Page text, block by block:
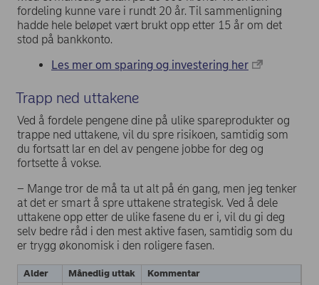
fordeling kunne vare i rundt 20 år. Til sammenligning
hadde hele beløpet vært brukt opp etter 15 år om det
stod på bankkonto.
Les mer om sparing og investering her
Trapp ned uttakene
Ved å fordele pengene dine på ulike spareprodukter og
trappe ned uttakene, vil du spre risikoen, samtidig som
du fortsatt lar en del av pengene jobbe for deg og
fortsette å vokse.
– Mange tror de må ta ut alt på én gang, men jeg tenker
at det er smart å spre uttakene strategisk. Ved å dele
uttakene opp etter de ulike fasene du er i, vil du gi deg
selv bedre råd i den mest aktive fasen, samtidig som du
er trygg økonomisk i den roligere fasen.
Alder Månedlig uttak
Kommentar